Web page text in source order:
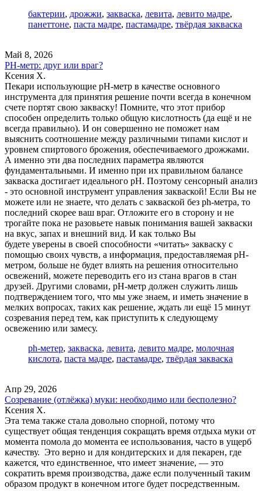
бактерии, дрожжи, закваска, левита, левито мадре,
панеттоне, паста мадре, пастамадре, твёрдая закваска
Май 8, 2026
PH-метр: друг или враг?
Ксения Х.
Пекари использующие pH-метр в качестве основного
инструмента для принятия решение почти всегда в конечном
счете портят свою закваску! Помните, что этот прибор
способен определить только общую кислотность (да ещё и не
всегда правильно). И он совершенно не поможет нам
выяснить соотношение между различными типами кислот и
уровнем спиртового брожения, обеспечиваемого дрожжами.
А именно эти два последних параметра являются
фундаментальными. И именно при их правильном балансе
закваска достигает идеального pH. Поэтому сенсорный анализ
- это основной инструмент управления закваской! Если Вы не
можете или не знаете, что делать с закваской без ph-метра, то
последний скорее ваш враг. Отложите его в сторону и не
трогайте пока не разовьете навык понимания вашей закваски
на вкус, запах и внешний вид. И как только Вы
будете уверены в своей способности «читать» закваску с
помощью своих чувств, а информация, предоставляемая pH-
метром, больше не будет влиять на решения относительно
освежений, можете переводить его из стана врагов в стан
друзей. Другими словами, pH-метр должен служить лишь
подтверждением того, что мы уже знаем, и иметь значение в
мелких вопросах, таких как решение, ждать ли ещё 15 минут
созревания перед тем, как приступить к следующему
освежению или замесу.
ph-метер, закваска, левита, левито мадре, молочная
кислота, паста мадре, пастамадре, твёрдая закваска
Апр 29, 2026
Созревание (отлёжка) муки: необходимо или бесполезно?
Ксения Х.
Эта тема также стала довольно спорной, потому что
существует общая тенденция сокращать время отдыха муки от
момента помола до момента ее использования, часто в ущерб
качеству. Это верно и для кондитерских и для пекарен, где
кажется, что единственное, что имеет значение, — это
сократить время производства, даже если полученный таким
образом продукт в конечном итоге будет посредственным.